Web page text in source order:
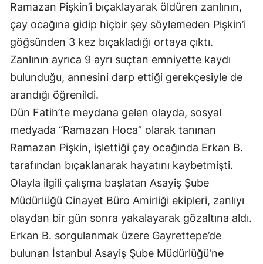
Ramazan Pişkin’i bıçaklayarak öldüren zanlının,
çay ocağına gidip hiçbir şey söylemeden Pişkin’i
göğsünden 3 kez bıçakladığı ortaya çıktı.
Zanlının ayrıca 9 ayrı suçtan emniyette kaydı
bulunduğu, annesini darp ettiği gerekçesiyle de
arandığı öğrenildi.
Dün Fatih’te meydana gelen olayda, sosyal
medyada “Ramazan Hoca” olarak tanınan
Ramazan Pişkin, işlettiği çay ocağında Erkan B.
tarafından bıçaklanarak hayatını kaybetmişti.
Olayla ilgili çalışma başlatan Asayiş Şube
Müdürlüğü Cinayet Büro Amirliği ekipleri, zanlıyı
olaydan bir gün sonra yakalayarak gözaltına aldı.
Erkan B. sorgulanmak üzere Gayrettepe’de
bulunan İstanbul Asayiş Şube Müdürlüğü'ne